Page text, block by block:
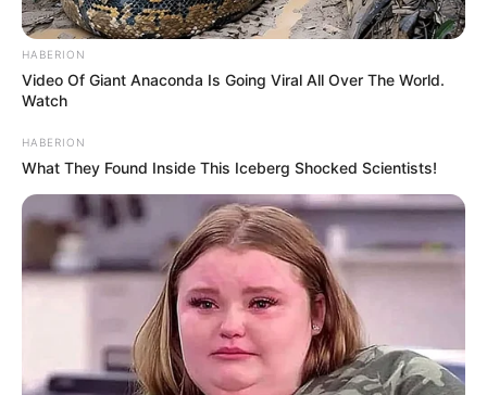
HABERION
Video Of Giant Anaconda Is Going Viral All Over The World.
Watch
HABERION
What They Found Inside This Iceberg Shocked Scientists!